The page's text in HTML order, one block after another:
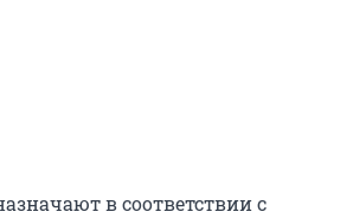
в соответствии с